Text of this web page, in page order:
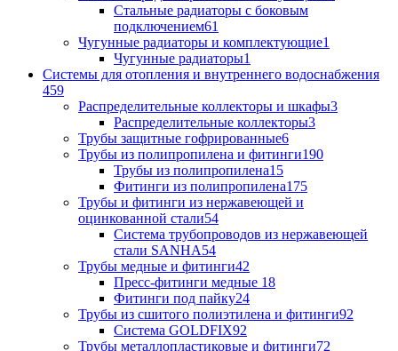
Стальные радиаторы с боковым
подключением61
Чугунные радиаторы и комплектующие1
Чугунные радиаторы1
Системы для отопления и внутреннего водоснабжения
459
Распределительные коллекторы и шкафы3
Распределительные коллекторы3
Трубы защитные гофрированные6
Трубы из полипропилена и фитинги190
Трубы из полипропилена15
Фитинги из полипропилена175
Трубы и фитинги из нержавеющей и
оцинкованной стали54
Система трубопроводов из нержавеющей
стали SANHA54
Трубы медные и фитинги42
Пресс-фитинги медные 18
Фитинги под пайку24
Трубы из сшитого полиэтилена и фитинги92
Система GOLDFIX92
Трубы металлопластиковые и фитинги72